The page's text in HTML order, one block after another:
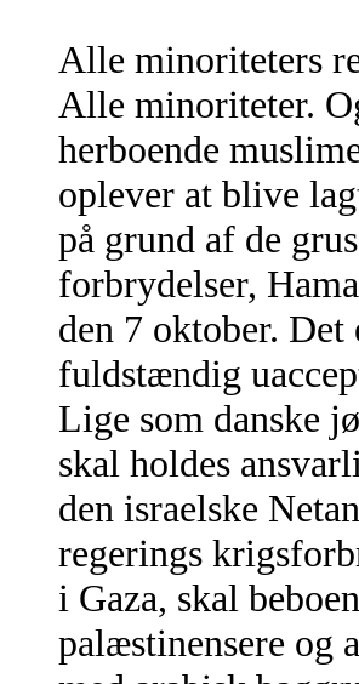
Alle minoriteters
Alle minoriteter.
herboende
oplever at blive
på grund af de
forbrydelser,
den 7 oktober. Det
fuldstændig
Lige som danske
skal holdes
den israelske
regerings
i Gaza, skal
palæstinensere og